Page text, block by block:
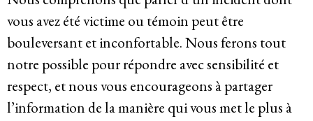
vous avez été victime ou témoin peut être
bouleversant et inconfortable. Nous ferons tout
notre possible pour répondre avec sensibilité et
respect, et nous vous encourageons à partager
l’information de la manière qui vous met le plus à